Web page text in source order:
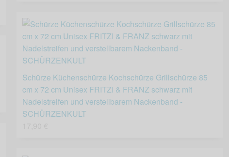
Schürze Küchenschürze Kochschürze Grillschürze 85
cm x 72 cm Unisex FRITZI & FRANZ schwarz mit
Nadelstreifen und verstellbarem Nackenband -
SCHÜRZENKULT